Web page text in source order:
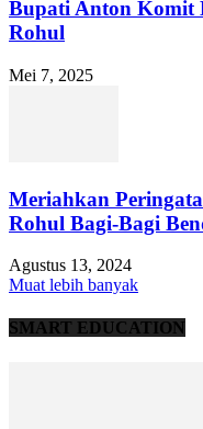
Bupati Anton Komit
Rohul
Mei 7, 2025
Meriahkan
Rohul Bagi-Bagi
Agustus 13, 2024
Muat lebih banyak
SMART EDUCATION